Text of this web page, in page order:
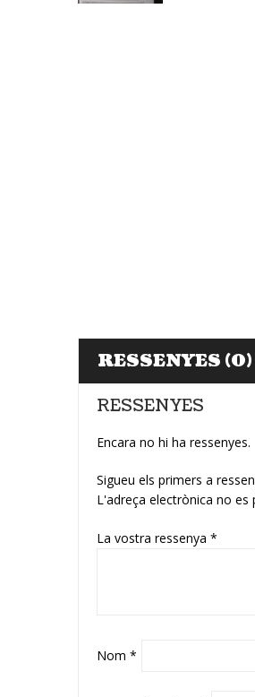
RESSENYES (0)
RESSENYES
Encara no hi ha ressenyes.
Sigueu els primers a
L'adreça electrònica no es
La vostra ressenya *
Nom *